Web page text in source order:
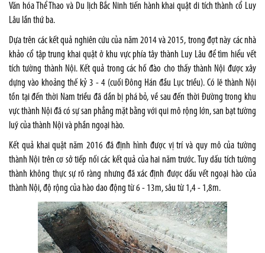
Văn hóa Thể Thao và Du lịch Bắc Ninh tiến hành khai quật di tích thành cổ Luy
Lâu lần thứ ba.
Dựa trên các kết quả nghiên cứu của năm 2014 và 2015, trong đợt này các nhà
khảo cổ tập trung khai quật ở khu vực phía tây thành Luy Lâu để tìm hiểu vết
tích tường thành Nội. Kết quả trong các hố đào cho thấy thành Nội được xây
dựng vào khoảng thế kỷ 3 - 4 (cuối Đông Hán đầu Lục triều). Có lẽ thành Nội
tồn tại đến thời Nam triều đã dần bị phá bỏ, về sau đến thời Đường trong khu
vực thành Nội đã có sự san phẳng mặt bằng với qui mô rộng lớn, san bạt tường
luỹ của thành Nội và phần ngoại hào.
Kết quả khai quật năm 2016 đã định hình được vị trí và quy mô của tường
thành Nội trên cơ sở tiếp nối các kết quả của hai năm trước. Tuy dấu tích tường
thành không thực sự rõ ràng nhưng đã xác định được dấu vết ngoại hào của
thành Nội, độ rộng của hào dao động từ 6 - 13m, sâu từ 1,4 - 1,8m.